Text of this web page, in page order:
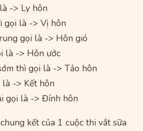
-> Ly hôn
gọi là -> Vị hôn
gọi là -> Hôn gió
là -> Hôn ước
thì gọi là -> Tảo hôn
là -> Kết hôn
gọi là -> Đính hôn
kết của 1 cuộc thi vắt sữa